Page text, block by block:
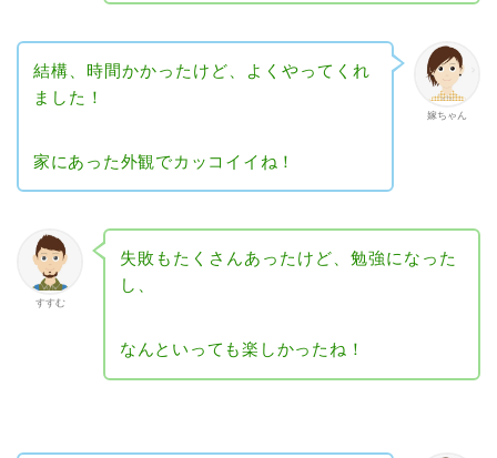
嫁ちゃん
結構、時間かかったけど、よくやってくれ
ました！
家にあった外観でカッコイイね！
すすむ
失敗もたくさんあったけど、勉強になった
し、
なんといっても楽しかったね！